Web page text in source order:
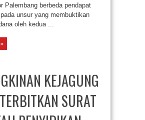
Palembang berbeda pendapat
unsur yang membuktikan
oleh kedua ...
KEJAGUNG
SURAT